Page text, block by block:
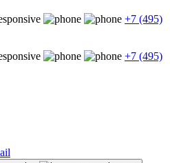
+7 (495)
+7 (495)